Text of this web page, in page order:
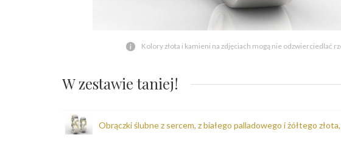
Kolory złota i kamieni na zdjęciach mogą nie odzwierciedlać
W zestawie taniej!
Obrączki ślubne z sercem, z białego palladowego i żółtego